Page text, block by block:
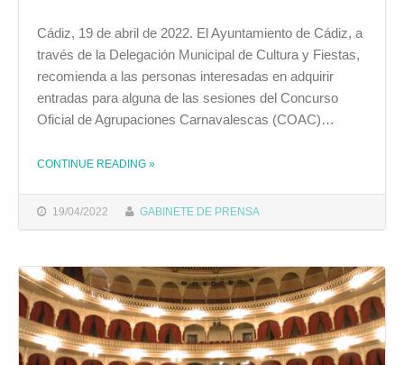
19/04/2022 GABINETE DE PRENSA
Cádiz, 19 de abril de 2022. El Ayuntamiento de Cádiz, a
través de la Delegación Municipal de Cultura y Fiestas,
recomienda a las personas interesadas en adquirir
entradas para alguna de las sesiones del Concurso
Oficial de Agrupaciones Carnavalescas (COAC)…
CONTINUE READING THE "EL AYUNTAMIENTO RECOMIENDA REGISTRARSE EN BACANTIX DE CARA A LA PRÓXIMA VENTA DE ENTRADAS DEL COAC 2022"
»